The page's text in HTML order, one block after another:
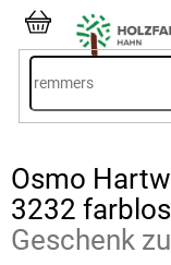
Inhalt
springenWARENKORB
Osmo
3232
Geschenk